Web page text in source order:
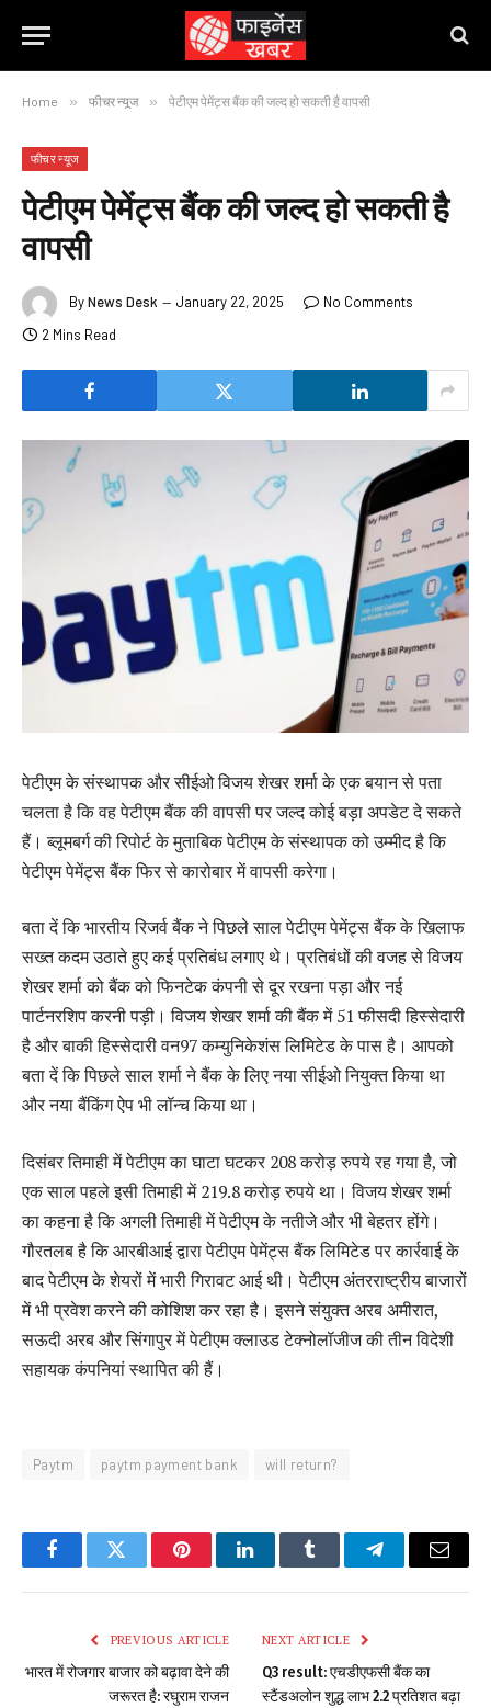
Home » फीचर न्यूज » पेटीएम पेमेंट्स बैंक की जल्द हो सकती है वापसी
फीचर न्यूज
पेटीएम पेमेंट्स बैंक की जल्द हो सकती है
वापसी
ByNews Desk January 22, 2025
No Comments
2 Mins Read
पेटीएम के संस्थापक और सीईओ विजय शेखर शर्मा के एक बयान से पता
चलता है कि वह पेटीएम बैंक की वापसी पर जल्द कोई बड़ा अपडेट दे सकते
हैं। ब्लूमबर्ग की रिपोर्ट के मुताबिक पेटीएम के संस्थापक को उम्मीद है कि
पेटीएम पेमेंट्स बैंक फिर से कारोबार में वापसी करेगा।
बता दें कि भारतीय रिजर्व बैंक ने पिछले साल पेटीएम पेमेंट्स बैंक के खिलाफ
सख्त कदम उठाते हुए कई प्रतिबंध लगाए थे। प्रतिबंधों की वजह से विजय
शेखर शर्मा को बैंक को फिनटेक कंपनी से दूर रखना पड़ा और नई
पार्टनरशिप करनी पड़ी। विजय शेखर शर्मा की बैंक में 51 फीसदी हिस्सेदारी
है और बाकी हिस्सेदारी वन97 कम्युनिकेशंस लिमिटेड के पास है। आपको
बता दें कि पिछले साल शर्मा ने बैंक के लिए नया सीईओ नियुक्त किया था
और नया बैंकिंग ऐप भी लॉन्च किया था।
दिसंबर तिमाही में पेटीएम का घाटा घटकर 208 करोड़ रुपये रह गया है, जो
एक साल पहले इसी तिमाही में 219.8 करोड़ रुपये था। विजय शेखर शर्मा
का कहना है कि अगली तिमाही में पेटीएम के नतीजे और भी बेहतर होंगे।
गौरतलब है कि आरबीआई द्वारा पेटीएम पेमेंट्स बैंक लिमिटेड पर कार्रवाई के
बाद पेटीएम के शेयरों में भारी गिरावट आई थी। पेटीएम अंतरराष्ट्रीय बाजारों
में भी प्रवेश करने की कोशिश कर रहा है। इसने संयुक्त अरब अमीरात,
सऊदी अरब और सिंगापुर में पेटीएम क्लाउड टेक्नोलॉजीज की तीन विदेशी
सहायक कंपनियां स्थापित की हैं।
Paytm paytm payment bank will return?
FacebookTwitter PinterestLinkedInTumblr TelegramEmail
PREVIOUS ARTICLE
भारत में रोजगार बाजार को बढ़ावा देने की
जरूरत है: रघुराम राजन
NEXT ARTICLE
Q3 result: एचडीएफसी बैंक का
स्टैंडअलोन शुद्ध लाभ 2.2 प्रतिशत बढ़ा